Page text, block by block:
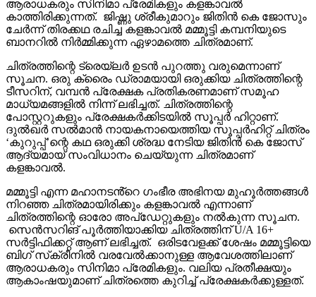
ആരാധകരും സിനിമാ പ്രേമികളും കളങ്കാവൽ
കാത്തിരിക്കുന്നത്. ജിഷ്ണു ശ്രീകുമാറും ജിതിൻ കെ ജോസും
ചേർന്ന് തിരക്കഥ രചിച്ച കളങ്കാവൽ മമ്മൂട്ടി കമ്പനിയുടെ
ബാനറിൽ നിർമ്മിക്കുന്ന ഏഴാമത്തെ ചിത്രമാണ്.
ചിത്രത്തിന്റെ ട്രെയ്‌ലർ ഉടൻ പുറത്തു വരുമെന്നാണ്
സൂചന. ഒരു ക്രൈം ഡ്രാമയായി ഒരുക്കിയ ചിത്രത്തിന്റെ
ടീസറിന്, വമ്പൻ പ്രേക്ഷക പ്രതികരണമാണ് സമൂഹ
മാധ്യമങ്ങളിൽ നിന്ന് ലഭിച്ചത്. ചിത്രത്തിന്റെ
പോസ്റ്ററുകളും പ്രേക്ഷകർക്കിടയിൽ സൂപ്പർ ഹിറ്റാണ്.
ദുൽഖർ സൽമാൻ നായകനായെത്തിയ സൂപ്പർഹിറ്റ് ചിത്രം
‘കുറുപ്പ്’ന്റെ കഥ ഒരുക്കി ശ്രദ്ധ നേടിയ ജിതിൻ കെ ജോസ്
ആദ്യമായ് സംവിധാനം ചെയ്യുന്ന ചിത്രമാണ്
കളങ്കാവൽ.
മമ്മൂട്ടി എന്ന മഹാനടൻ്റെ ഗംഭീര അഭിനയ മുഹൂർത്തങ്ങൾ
നിറഞ്ഞ ചിത്രമായിരിക്കും കളങ്കാവൽ എന്നാണ്
ചിത്രത്തിന്റെ ഓരോ അപ്‌ഡേറ്റുകളും നൽകുന്ന സൂചന.
സെൻസറിങ് പൂർത്തിയാക്കിയ ചിത്രത്തിന് U/A 16+
സർട്ടിഫിക്കറ്റ് ആണ് ലഭിച്ചത്. ഒരിടവേളക്ക് ശേഷം മമ്മൂട്ടിയെ
ബിഗ് സ്‌ക്രീനിൽ വരവേൽക്കാനുള്ള ആവേശത്തിലാണ്
ആരാധകരും സിനിമാ പ്രേമികളും. വലിയ പ്രതീക്ഷയും
ആകാംഷയുമാണ് ചിത്രത്തെ കുറിച്ച് പ്രേക്ഷകർക്കുള്ളത്.